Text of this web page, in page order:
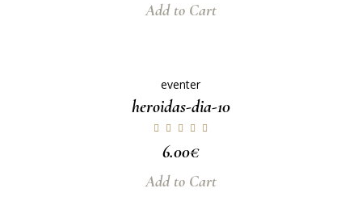
Add to Cart
eventer
heroidas-dia-10
6.00€
Add to Cart